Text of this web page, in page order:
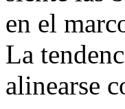
en el
La
alinearse